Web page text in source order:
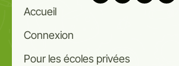
Accueil
Connexion
Pour les écoles privées